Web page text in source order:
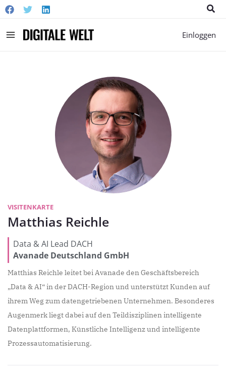
Main
Einloggen
VISITENKARTE
Matthias Reichle
Data & AI Lead DACH
Avanade Deutschland GmbH
Matthias Reichle leitet bei Avanade den Geschäftsbereich
„Data & AI“ in der DACH-Region und unterstützt Kunden auf
ihrem Weg zum datengetriebenen Unternehmen. Besonderes
Augenmerk liegt dabei auf den Teildisziplinen intelligente
Datenplattformen, Künstliche Intelligenz und intelligente
Prozessautomatisierung.